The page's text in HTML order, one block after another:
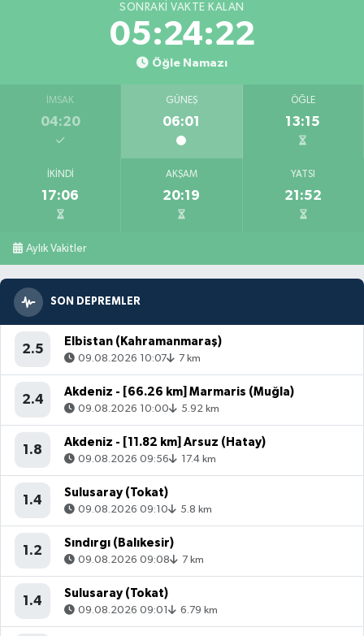
SONRAKI VAKTE KALAN
05:24:21
Öğle Namazı
İMSAK
04:20
GÜNEŞ
06:01
ÖĞLE
13:15
İKINDI
17:06
AKŞAM
20:19
YATSI
21:52
Aylık Vakitler
SON DEPREMLER
2.5
Elbistan (Kahramanmaraş)
09.08.2026 10:07 7 km
2.4
Akdeniz - [66.26 km] Marmaris (Muğla)
09.08.2026 10:00 5.92 km
1.8
Akdeniz - [11.82 km] Arsuz (Hatay)
09.08.2026 09:56 17.4 km
1.4
Sulusaray (Tokat)
09.08.2026 09:10 5.8 km
1.2
Sındırgı (Balıkesir)
09.08.2026 09:08 7 km
1.4
Sulusaray (Tokat)
09.08.2026 09:01 6.79 km